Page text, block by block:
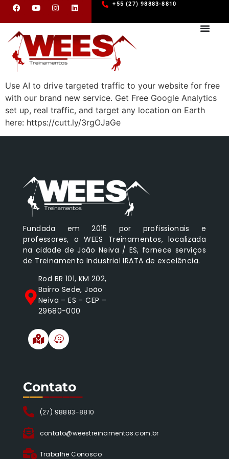
+55 (27) 98883-8810
Use AI to drive targeted traffic to your website for free
with our brand new service. Get Free Google Analytics
set up, real traffic, and target any location on Earth
here: https://cutt.ly/3rgOJaGe
Fundada em 2015 por profissionais e
professores, a WEES Treinamentos, localizada
na cidade de João Neiva / ES, fornece serviços
de Treinamento Industrial IRATA de excelência.
Rod BR 101, KM 202,
Bairro Sede, João
Neiva – ES – CEP –
29680-000
Contato
(27) 98883-8810
contato@weestreinamentos.com.br
Trabalhe Conosco
_________